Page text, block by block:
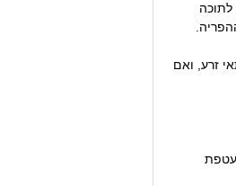
בתאי זרע, ואם